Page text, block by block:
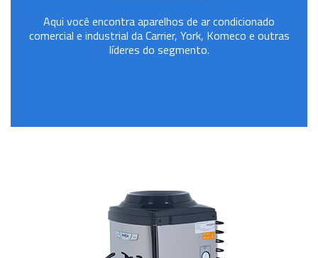
Aqui você encontra aparelhos de ar condicionado
comercial e industrial da Carrier, York, Komeco e outras
líderes do segmento.